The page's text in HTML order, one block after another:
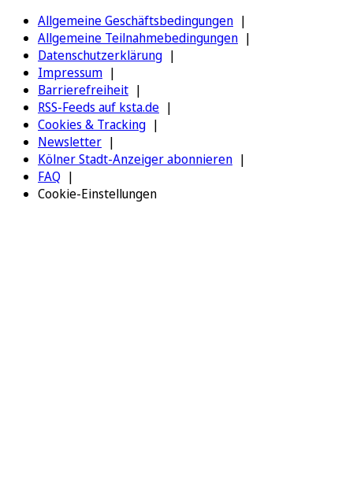
Allgemeine Geschäftsbedingungen
Allgemeine Teilnahmebedingungen
Datenschutzerklärung
Impressum
Barrierefreiheit
RSS-Feeds auf ksta.de
Cookies & Tracking
Newsletter
Kölner Stadt-Anzeiger abonnieren
FAQ
Cookie-Einstellungen